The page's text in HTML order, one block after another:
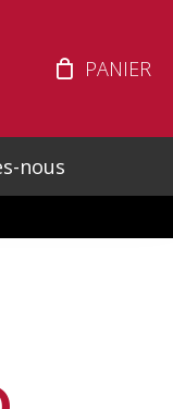
nous